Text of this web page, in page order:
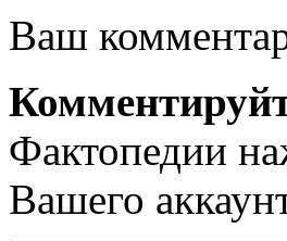
Ваш
Фактопедии
Вашего